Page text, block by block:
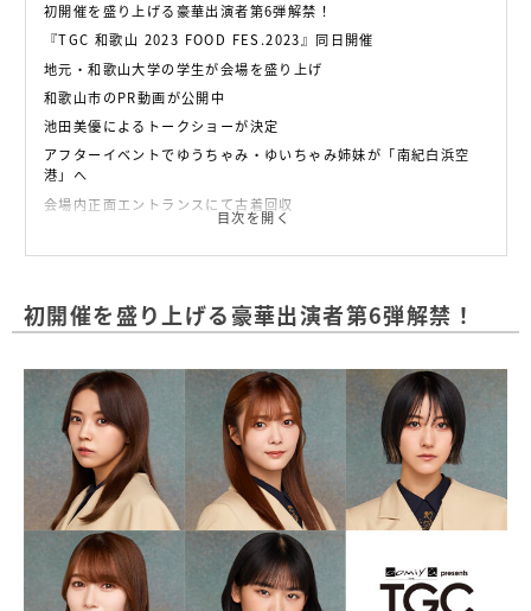
初開催を盛り上げる豪華出演者第6弾解禁！
『TGC 和歌山 2023 FOOD FES.2023』同日開催
地元・和歌山大学の学生が会場を盛り上げ
和歌山市のPR動画が公開中
池田美優によるトークショーが決定
アフターイベントでゆうちゃみ・ゆいちゃみ姉妹が「南紀白浜空
港」へ
会場内正面エントランスにて古着回収
TGC公式アカウントにて全編無料配信
目次を開く
初開催を盛り上げる豪華出演者第6弾解禁！